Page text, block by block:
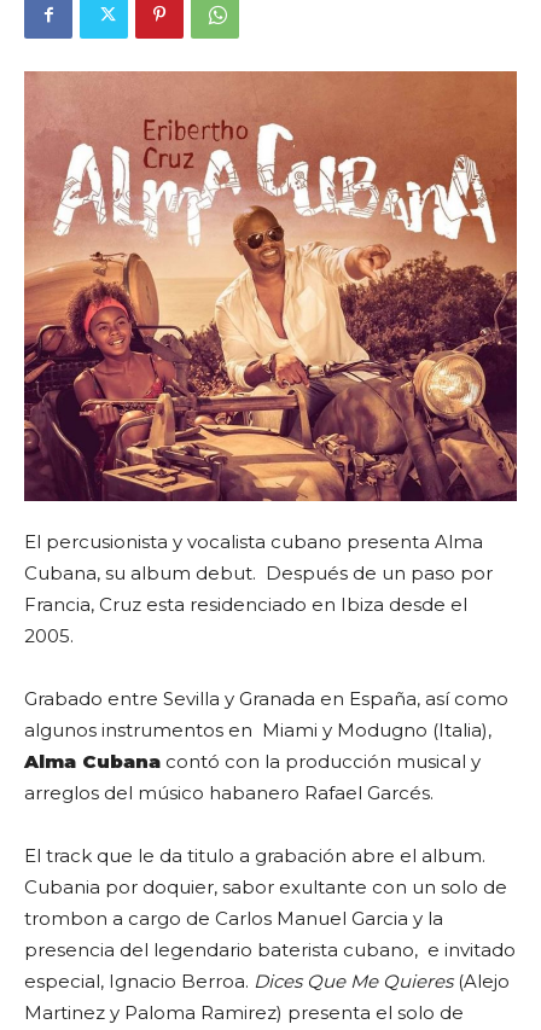
El percusionista y vocalista cubano presenta Alma
Cubana, su album debut. Después de un paso por
Francia, Cruz esta residenciado en Ibiza desde el
2005.
Grabado entre Sevilla y Granada en España, así como
algunos instrumentos en Miami y Modugno (Italia),
Alma Cubana contó con la producción musical y
arreglos del músico habanero Rafael Garcés.
El track que le da titulo a grabación abre el album.
Cubania por doquier, sabor exultante con un solo de
trombon a cargo de Carlos Manuel Garcia y la
presencia del legendario baterista cubano, e invitado
especial, Ignacio Berroa. Dices Que Me Quieres(Alejo
Martinez y Paloma Ramirez) presenta el solo de